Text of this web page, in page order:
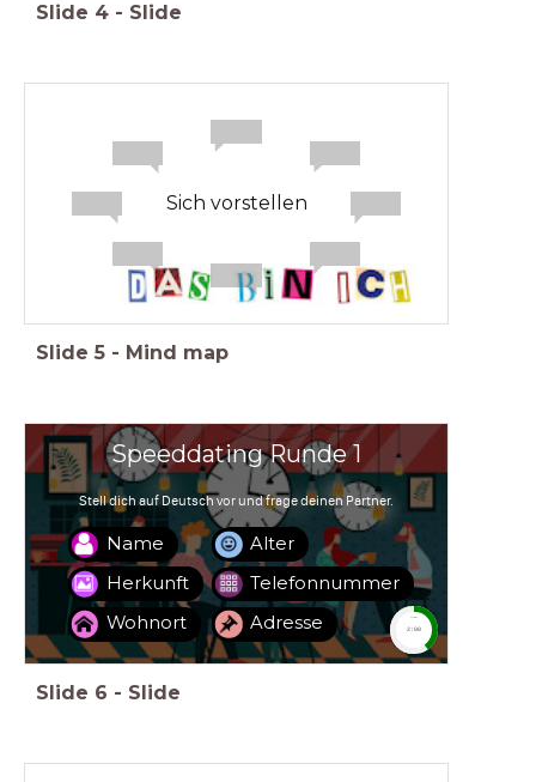
Slide 4 - Slide
Sich vorstellen
Slide 5 - Mind map
Speeddating Runde 1
Stell dich auf Deutsch vor und frage deinen Partner.
Name
Herkunft
Wohnort
Alter
Adresse
Telefonnummer
timer
2:00
Slide 6 - Slide